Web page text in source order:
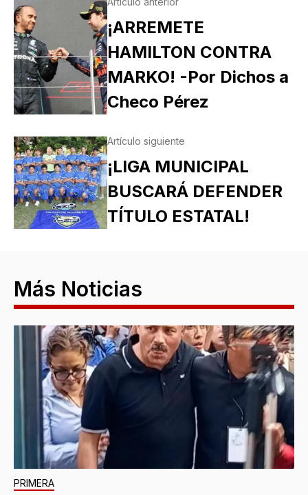
¡ARREMETE
HAMILTON CONTRA
MARKO! -Por Dichos a
Checo Pérez
Artículo siguiente
¡LIGA MUNICIPAL
BUSCARÁ DEFENDER
TÍTULO ESTATAL!
Más Noticias
PRIMERA